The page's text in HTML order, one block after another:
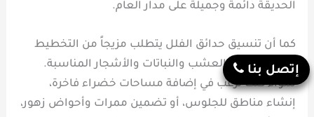
الحديقة دائمة وجميلة على مدار العام.
كما أن تنسيق حدائق الفلل يتطلب مزيجاً من التخطيط
الدقيق لاختيار العشب والنباتات والأشجار المناسبة.
سواء كنت ترغب في إضافة مساحات خضراء فاخرة،
إنشاء مناطق للجلوس، أو تضمين ممرات وأحواض زهور،
إتصل بنا